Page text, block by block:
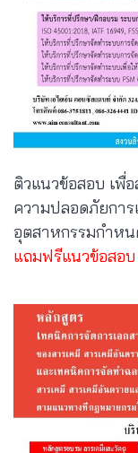
ติวแนวข้อสอบ เพื่
ความปลอดภัยกา
อุตสาหกรรมกำห
แถมฟรีแนวข้อสอ